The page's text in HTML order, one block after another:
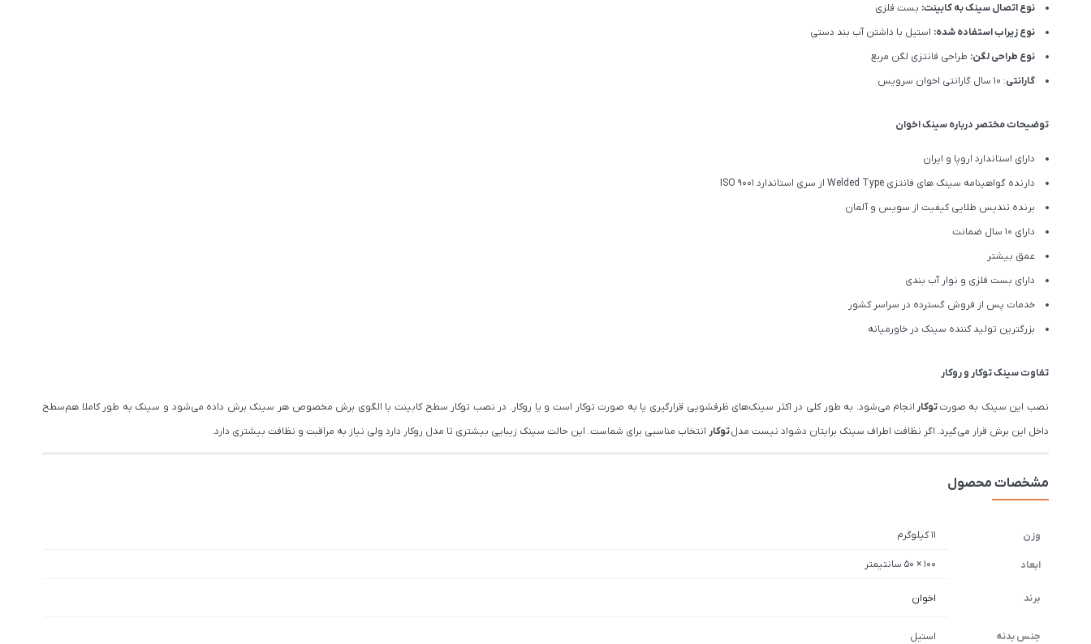
نوع اتصال سینک به کابینت: بست فلزی
نوع زیراب استفاده شده: استیل با داشتن آب بند دستی
نوع طراحی لگن: طراحی فانتزی لگن مربع
گارانتی: 10 سال گارانتی اخوان سرویس
توضیحات مختصر درباره سینک اخوان
دارای استاندارد اروپا و ایران
دارنده گواهینامه سینک های فانتزی Welded Type از سری استاندارد ISO 9001
برنده تندیس طلایی کیفیت از سویس و آلمان
دارای ۱۰ سال ضمانت
عمق بیشتر
دارای بست فلزی و نوار آب بندی
خدمات پس از فروش گسترده در سراسر کشور
بزرگترین تولید کننده سینک در خاورمیانه
تفاوت سینکتوکار وروکار
نصب این سینک به صورتتوکار انجام می‌شود. به طور کلی در اکثر سینک‌های ظرفشویی قرارگیری یا به صورت توکار است و یا روکار. در نصب توکار سطح کابینت با الگوی برش مخصوص هر سینک برش داده می‌شود و سینک به طور کاملا هم‌سطح
داخل این برش قرار می‌گیرد. اگر نظافت اطراف سینک برایتان دشواد نیست مدلتوکار انتخاب مناسبی برای شماست. این حالت سینک زیبایی بیشتری تا مدل روکار دارد ولی نیاز به مراقبت و نظافت بیشتری دارد.
مشخصات محصول
وزن 11 کیلوگرم
ابعاد 100 × 50 سانتیمتر
برند اخوان
جنس بدنه استیل